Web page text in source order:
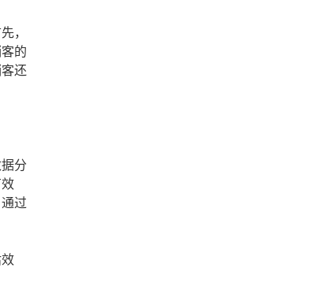
，
的
还
分
过